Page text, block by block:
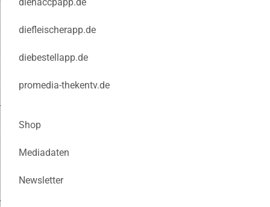
diefleischerapp.de
diebestellapp.de
promedia-thekentv.de
Shop
Mediadaten
Newsletter